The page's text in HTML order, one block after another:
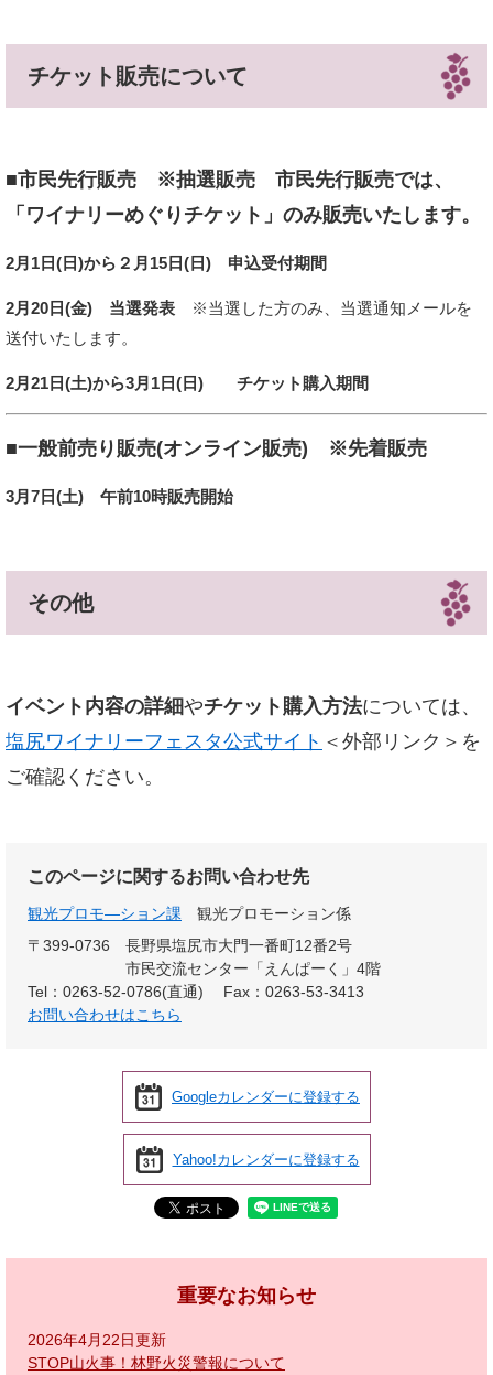
チケット販売について
■市民先行販売 ※抽選販売 市民先行販売では、
「ワイナリーめぐりチケット」のみ販売いたします。
2月1日(日)から２月15日(日) 申込受付期間
2月20日(金) 当選発表
※当選した方のみ、当選通知メールを
送付いたします。
2月21日(土)から3月1日(日) チケット購入期間
■一般前売り販売(オンライン販売) ※先着販売
3月7日(土) 午前10時販売開始
その他
イベント内容の詳細やチケット購入方法については、
塩尻ワイナリーフェスタ公式サイト ＜外部リンク＞ を
ご確認ください。
このページに関するお問い合わせ先
観光プロモ―ション課
観光プロモーション係
〒399-0736
長野県塩尻市大門一番町12番2号
市民交流センター「えんぱーく」4階
Tel：0263-52-0786(直通)
Fax：0263-53-3413
お問い合わせはこちら
Googleカレンダーに登録する
Yahoo!カレンダーに登録する
重要なお知らせ
2026年4月22日更新
STOP山火事！林野火災警報について